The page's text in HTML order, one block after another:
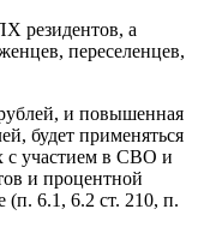
резидентов, а
переселенцев,
и повышенная
будет применяться
с участием в СВО и
и процентной
(п. 6.1, 6.2 ст. 210, п.